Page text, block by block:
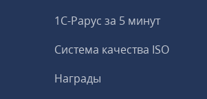
1С-Рарус за 5 минут
Система качества ISO
Награды